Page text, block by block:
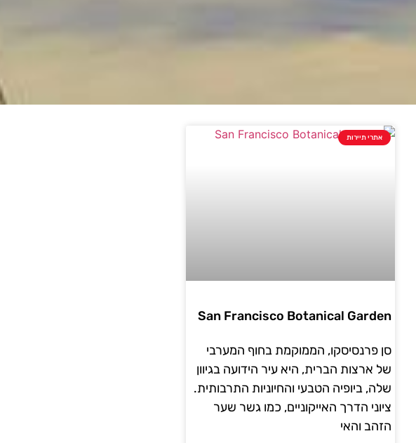
אתרי תיירות
San Francisco Botanical Garden
סן פרנסיסקו, הממוקמת בחוף המערבי
של ארצות הברית, היא עיר הידועה בגיוון
שלה, ביופיה הטבעי והחיוניות התרבותית.
ציוני הדרך האייקוניים, כמו גשר שער
הזהב והאי